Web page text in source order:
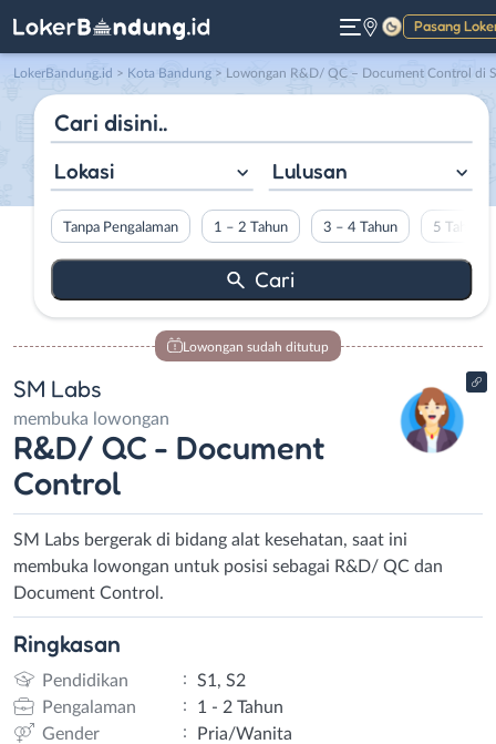
Pasang
Gelap
LokerBandung.id > Kota Bandung > Lowongan R&D/ QC – Document Control di SM Labs
Lokasi Lulusan
Tanpa Pengalaman 1 – 2 Tahun 3 – 4 Tahun 5 Tahun
Lowongan sudah ditutup
SM Labs
membuka lowongan
R&D/ QC - Document
Control
SM Labs bergerak di bidang alat kesehatan, saat ini
membuka lowongan untuk posisi sebagai R&D/ QC dan
Document Control.
Ringkasan
Pendidikan :
S1, S2
Pengalaman
:
1 - 2 Tahun
Gender
:
Pria/Wanita